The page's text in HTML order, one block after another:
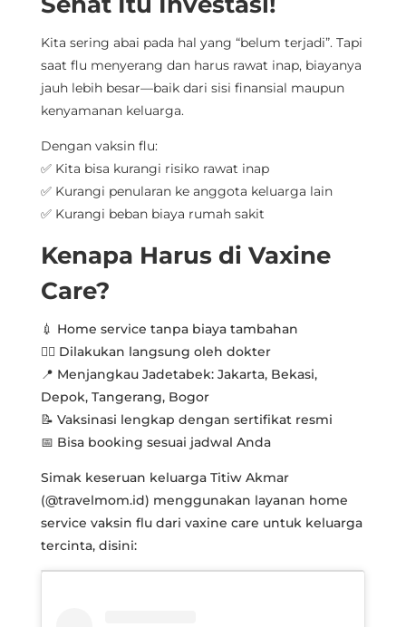
Kita sering abai pada hal yang “belum terjadi”. Tapi
saat flu menyerang dan harus rawat inap, biayanya
jauh lebih besar—baik dari sisi finansial maupun
kenyamanan keluarga.
Dengan vaksin flu:
✅ Kita bisa kurangi risiko rawat inap
✅ Kurangi penularan ke anggota keluarga lain
✅ Kurangi beban biaya rumah sakit
Kenapa Harus di Vaxine
Care?
💉 Home service tanpa biaya tambahan
👨‍⚕️ Dilakukan langsung oleh dokter
📍 Menjangkau Jadetabek: Jakarta, Bekasi,
Depok, Tangerang, Bogor
📝 Vaksinasi lengkap dengan sertifikat resmi
📅 Bisa booking sesuai jadwal Anda
Simak keseruan keluarga Titiw Akmar
(@travelmom.id) menggunakan layanan home
service vaksin flu dari vaxine care untuk keluarga
tercinta, disini: